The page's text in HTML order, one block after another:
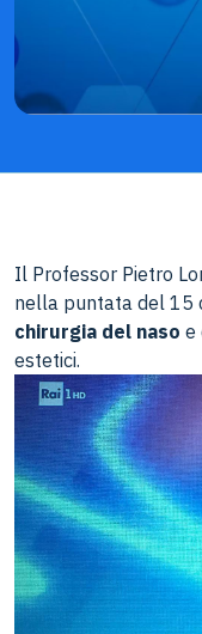
Il Professor Pietro
nella puntata del 15
chirurgia del naso e
estetici.